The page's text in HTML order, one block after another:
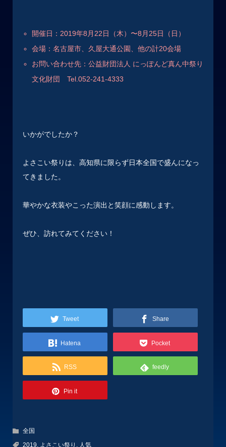
開催日：2019年8月22日（木）〜8月25日（日）
会場：名古屋市、久屋大通公園、他の計20会場
お問い合わせ先：公益財団法人 にっぽんど真ん中祭り
文化財団Tel.052-241-4333
いかがでしたか？
よさこい祭りは、高知県に限らず日本全国で盛んになっ
てきました。
華やかな衣装やこった演出と笑顔に感動します。
ぜひ、訪れてみてください！
Tweet Share
Hatena Pocket
RSS feedly
Pin it
全国
2019, よさこい祭り , 人気